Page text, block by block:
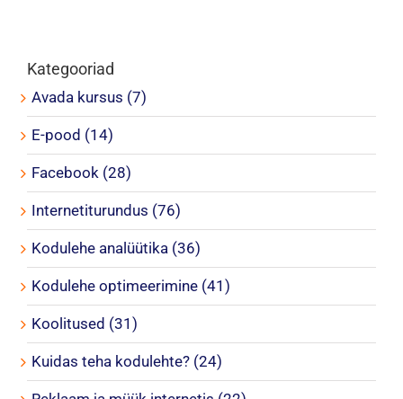
Kategooriad
Avada kursus (7)
E-pood (14)
Facebook (28)
Internetiturundus (76)
Kodulehe analüütika (36)
Kodulehe optimeerimine (41)
Koolitused (31)
Kuidas teha kodulehte? (24)